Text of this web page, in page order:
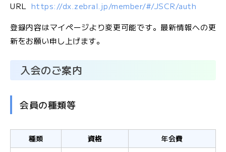
URL https://dx.zebral.jp/member/#/JSCR/auth
登録内容はマイページより変更可能です。最新情報への更
新をお願い申し上げます。
入会のご案内
会員の種類等
種類 資格
年会費